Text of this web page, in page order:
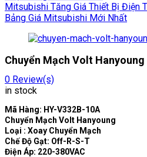
Mitsubishi Tăng Giá Thiết Bị Điện
Bảng Giá Mitsubishi Mới Nhất
Chuyển Mạch Volt
0 Review(s)
in stock
Mã Hàng: HY-V332B-10A
Chuyển Mạch Volt Hanyoung
Loại : Xoay Chuyển Mạch
Chế Độ Gạt: Off-R-S-T
Điện Áp: 220-380VAC